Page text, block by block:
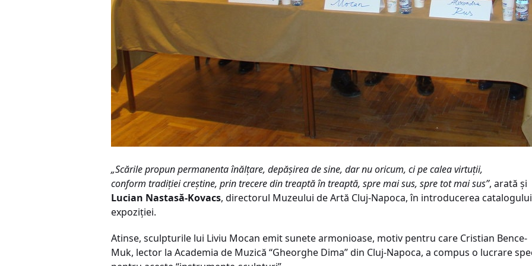
„Scările propun permanenta înălțare, depășirea de sine, dar nu oricum, ci pe calea virtuții,
conform tradiției creștine, prin trecere din treaptă în treaptă, spre mai sus, spre tot mai sus’’, arată și
Lucian Nastasă-Kovacs, directorul Muzeului de Artă Cluj-Napoca, în introducerea catalogului
expoziției.
Atinse, sculpturile lui Liviu Mocan emit sunete armonioase, motiv pentru care Cristian Bence-
Muk, lector la Academia de Muzică “Gheorghe Dima” din Cluj-Napoca, a compus o lucrare